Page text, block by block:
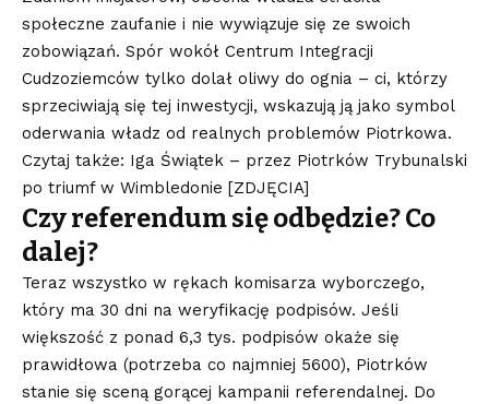
społeczne zaufanie i nie wywiązuje się ze swoich
zobowiązań. Spór wokół Centrum Integracji
Cudzoziemców tylko dolał oliwy do ognia – ci, którzy
sprzeciwiają się tej inwestycji, wskazują ją jako symbol
oderwania władz od realnych problemów Piotrkowa.
Czytaj także: Iga Świątek – przez Piotrków Trybunalski
po triumf w Wimbledonie [ZDJĘCIA]
Czy referendum się odbędzie? Co
dalej?
Teraz wszystko w rękach komisarza wyborczego,
który ma 30 dni na weryfikację podpisów. Jeśli
większość z ponad 6,3 tys. podpisów okaże się
prawidłowa (potrzeba co najmniej 5600), Piotrków
stanie się sceną gorącej kampanii referendalnej. Do